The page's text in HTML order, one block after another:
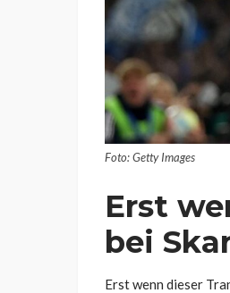
Foto: Getty Images
Erst
bei
Erst wenn dieser